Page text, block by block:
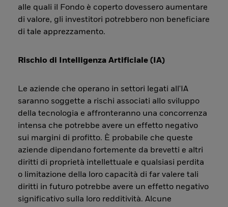
alle quali il Fondo è coperto dovessero aumentare
di valore, gli investitori potrebbero non beneficiare
di tale apprezzamento.
Rischio di Intelligenza Artificiale (IA)
Le aziende che operano in settori legati all'IA
saranno soggette a rischi associati allo sviluppo
della tecnologia e affronteranno una concorrenza
intensa che potrebbe avere un effetto negativo
sui margini di profitto. È probabile che queste
aziende dipendano fortemente da brevetti e altri
diritti di proprietà intellettuale e qualsiasi perdita
o limitazione della loro capacità di far valere tali
diritti in futuro potrebbe avere un effetto negativo
significativo sulla loro redditività. Alcune